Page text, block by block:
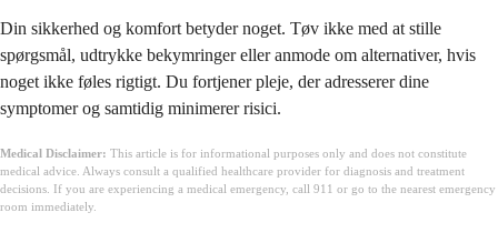
Din sikkerhed og komfort betyder noget. Tøv ikke med at stille
spørgsmål, udtrykke bekymringer eller anmode om alternativer, hvis
noget ikke føles rigtigt. Du fortjener pleje, der adresserer dine
symptomer og samtidig minimerer risici.
Medical Disclaimer: This article is for informational purposes only and does not constitute
medical advice. Always consult a qualified healthcare provider for diagnosis and treatment
decisions. If you are experiencing a medical emergency, call 911 or go to the nearest emergency
room immediately.